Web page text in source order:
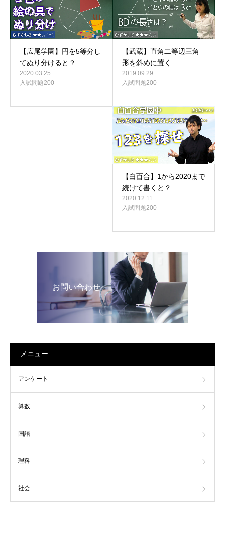
【広尾学園】円を5等分し
てぬり分けると？
2020.03.25
入試問題200
【武蔵】直角二等辺三角
形を斜めに置く
2019.09.29
入試問題200
【白百合】1から2020まで
続けて書くと？
2020.12.11
入試問題200
お問い合わせ
メニュー
アンケート
算数
国語
理科
社会